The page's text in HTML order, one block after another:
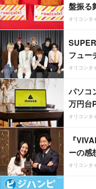
盤振る
オリコンタ
フュー
オリコンタ
パソコ
万円台
オリコンタ
『
ーの感
オリコンタ